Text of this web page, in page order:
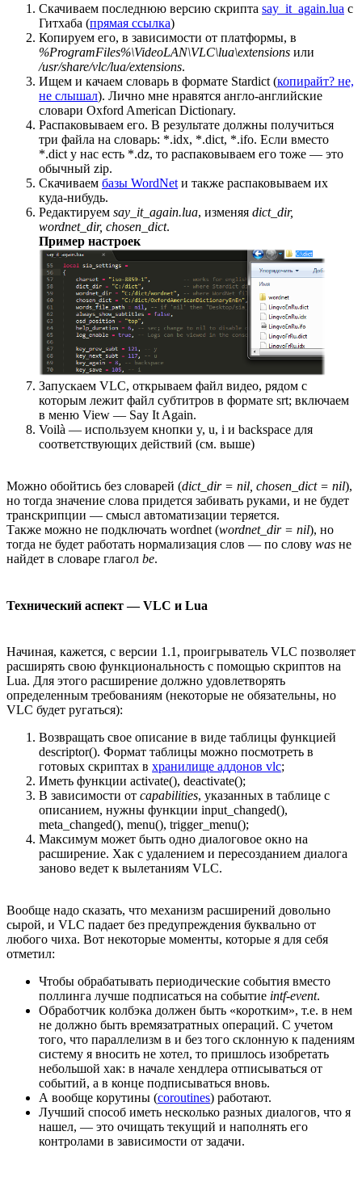
Скачиваем последнюю версию скрипта say_it_again.lua с
Гитхаба (прямая ссылка)
Копируем его, в зависимости от платформы, в
%ProgramFiles%\VideoLAN\VLC\lua\extensions или
/usr/share/vlc/lua/extensions.
Ищем и качаем словарь в формате Stardict (копирайт? не,
не слышал). Лично мне нравятся англо-английские
словари Oxford American Dictionary.
Распаковываем его. В результате должны получиться
три файла на словарь: *.idx, *.dict, *.ifo. Если вместо
*.dict у нас есть *.dz, то распаковываем его тоже — это
обычный zip.
Скачиваем базы WordNet и также распаковываем их
куда-нибудь.
Редактируем say_it_again.lua, изменяя dict_dir,
wordnet_dir, chosen_dict.
Пример настроек
Запускаем VLC, открываем файл видео, рядом с
которым лежит файл субтитров в формате srt; включаем
в меню View — Say It Again.
Voilà — используем кнопки y, u, i и backspace для
соответствующих действий (см. выше)
Можно обойтись без словарей (dict_dir = nil, chosen_dict = nil),
но тогда значение слова придется забивать руками, и не будет
транскрипции — смысл автоматизации теряется.
Также можно не подключать wordnet (wordnet_dir = nil), но
тогда не будет работать нормализация слов — по слову was не
найдет в словаре глагол be.
Технический аспект — VLC и Lua
Начиная, кажется, с версии 1.1, проигрыватель VLC позволяет
расширять свою функциональность с помощью скриптов на
Lua. Для этого расширение должно удовлетворять
определенным требованиям (некоторые не обязательны, но
VLC будет ругаться):
Возвращать свое описание в виде таблицы функцией
descriptor(). Формат таблицы можно посмотреть в
готовых скриптах в хранилище аддонов vlc;
Иметь функции activate(), deactivate();
В зависимости от capabilities, указанных в таблице с
описанием, нужны функции input_changed(),
meta_changed(), menu(), trigger_menu();
Максимум может быть одно диалоговое окно на
расширение. Хак с удалением и пересозданием диалога
заново ведет к вылетаниям VLC.
Вообще надо сказать, что механизм расширений довольно
сырой, и VLC падает без предупреждения буквально от
любого чиха. Вот некоторые моменты, которые я для себя
отметил:
Чтобы обрабатывать периодические события вместо
поллинга лучше подписаться на событие intf-event.
Обработчик колбэка должен быть «коротким», т.е. в нем
не должно быть времязатратных операций. С учетом
того, что параллелизм в и без того склонную к падениям
систему я вносить не хотел, то пришлось изобретать
небольшой хак: в начале хендлера отписываться от
событий, а в конце подписываться вновь.
А вообще корутины (coroutines) работают.
Лучший способ иметь несколько разных диалогов, что я
нашел, — это очищать текущий и наполнять его
контролами в зависимости от задачи.